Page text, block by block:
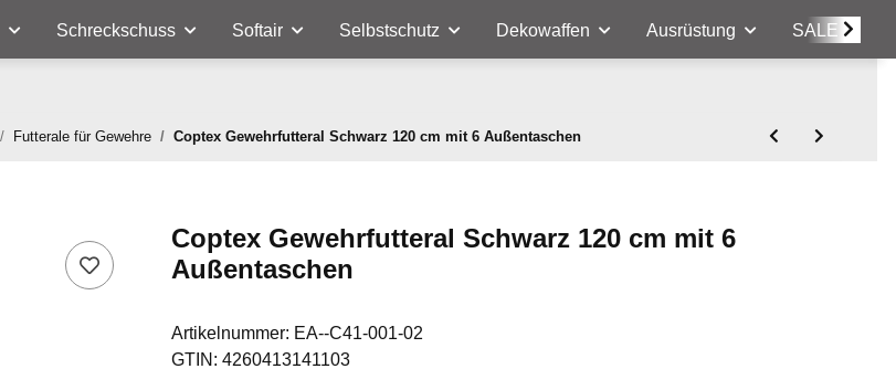
Schreckschuss Softair Selbstschutz Dekowaffen Ausrüstung SALE
Futterale für Gewehre Coptex Gewehrfutteral Schwarz 120 cm mit 6 Außentaschen
Coptex Gewehrfutteral Schwarz 120 cm mit 6
Außentaschen
Artikelnummer: EA--C41-001-02
GTIN: 4260413141103